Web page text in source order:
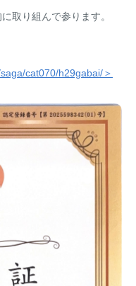
取り組んで参ります。
cat070/h29gabai/＞